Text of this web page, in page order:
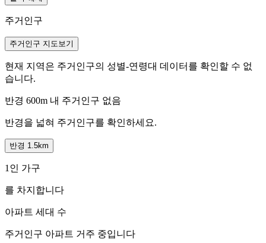
주거인구
주거인구 지도보기
현재 지역은 주거인구의 성별-연령대 데이터를 확인할 수 없
습니다.
반경 600m 내 주거인구 없음
반경을 넓혀 주거인구를 확인하세요.
반경 1.5km
1인 가구
를 차지합니다
아파트 세대 수
주거인구 아파트 거주 중입니다